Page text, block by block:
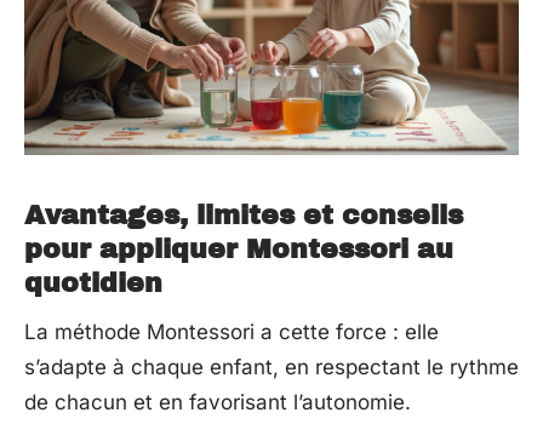
Avantages, limites et conseils
pour appliquer Montessori au
quotidien
La méthode Montessori a cette force : elle
s’adapte à chaque enfant, en respectant le rythme
de chacun et en favorisant l’autonomie.